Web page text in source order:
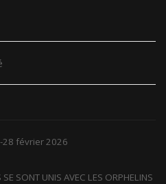
février 2026
SONT UNIS AVEC LES ORPHELINS